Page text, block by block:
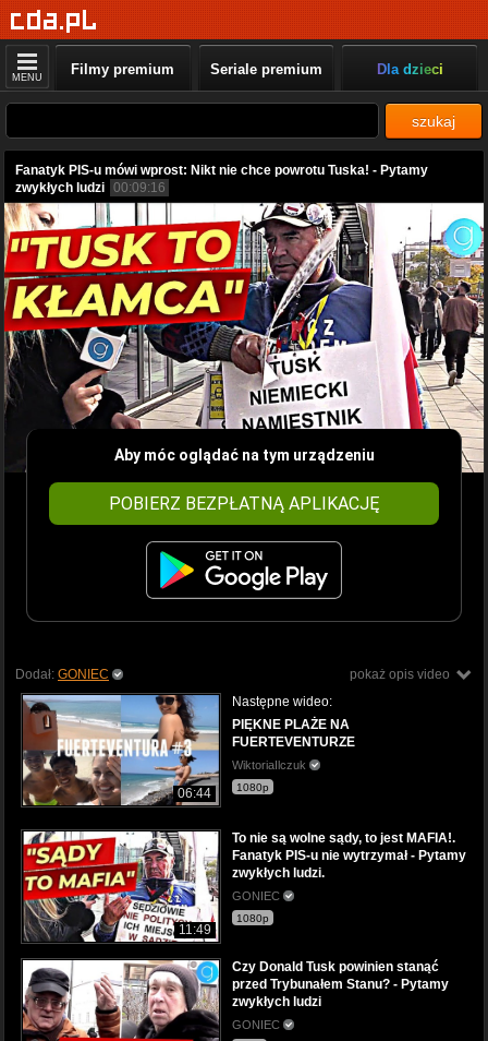
MENU Filmy premium Seriale premium Dla dzieci
szukaj
Fanatyk PIS-u mówi wprost: Nikt nie chce powrotu Tuska! - Pytamy
zwykłych ludzi 00:09:16
Aby móc oglądać na tym urządzeniu
POBIERZ BEZPŁATNĄ APLIKACJĘ
pokaż opis video
Dodał: GONIEC
06:44
Następne wideo:
PIĘKNE PLAŻE NA
FUERTEVENTURZE
WiktoriaIlczuk
1080p
11:49
To nie są wolne sądy, to jest MAFIA!.
Fanatyk PIS-u nie wytrzymał - Pytamy
zwykłych ludzi.
GONIEC
1080p
Czy Donald Tusk powinien stanąć
przed Trybunałem Stanu? - Pytamy
zwykłych ludzi
GONIEC